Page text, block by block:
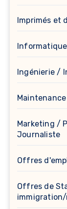
Imprimés et
Ingénierie /
Marketing /
Journaliste
Offres
Offres de